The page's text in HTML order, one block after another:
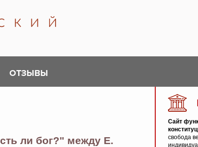
ОТЗЫВЫ
ли бог?" между Е.
Сайт
свобода